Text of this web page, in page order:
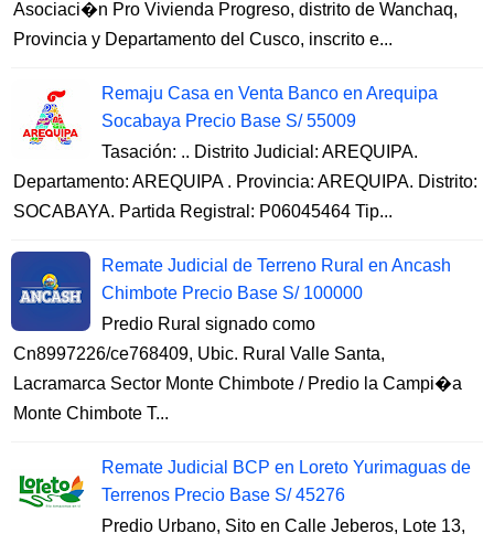
Asociaci�n Pro Vivienda Progreso, distrito de Wanchaq,
Provincia y Departamento del Cusco, inscrito e...
Remaju Casa en Venta Banco en Arequipa
Socabaya Precio Base S/ 55009
Tasación: .. Distrito Judicial: AREQUIPA.
Departamento: AREQUIPA . Provincia: AREQUIPA. Distrito:
SOCABAYA. Partida Registral: P06045464 Tip...
Remate Judicial de Terreno Rural en Ancash
Chimbote Precio Base S/ 100000
Predio Rural signado como
Cn8997226/ce768409, Ubic. Rural Valle Santa,
Lacramarca Sector Monte Chimbote / Predio la Campi�a
Monte Chimbote T...
Remate Judicial BCP en Loreto Yurimaguas de
Terrenos Precio Base S/ 45276
Predio Urbano, Sito en Calle Jeberos, Lote 13,